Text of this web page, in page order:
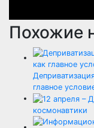
Похожие
главное
космонавтики